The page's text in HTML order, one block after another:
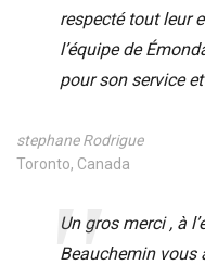
respecté tout leur
l’équipe de
pour son service
stephane Rodrigue
Toronto, Canada
Un gros merci , à
Beauchemin vous